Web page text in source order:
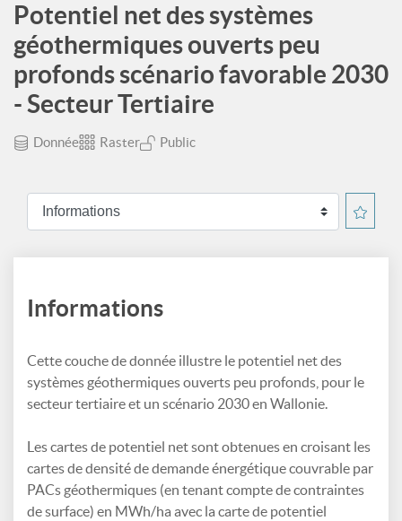
Potentiel net des systèmes
géothermiques ouverts peu
profonds scénario favorable 2030
- Secteur Tertiaire
Donnée Raster Public
Informations
Cette couche de donnée illustre le potentiel net des
systèmes géothermiques ouverts peu profonds, pour le
secteur tertiaire et un scénario 2030 en Wallonie.
Les cartes de potentiel net sont obtenues en croisant les
cartes de densité de demande énergétique couvrable par
PACs géothermiques (en tenant compte de contraintes
de surface) en MWh/ha avec la carte de potentiel